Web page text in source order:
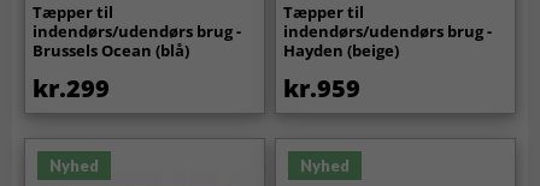
Tæpper til
indendørs/udendørs brug -
Brussels Ocean (blå)
kr.299
Tæpper til
indendørs/udendørs brug -
Hayden (beige)
kr.959
Nyhed Nyhed